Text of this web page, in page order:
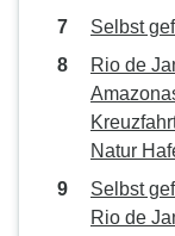
Selbst
Rio de
Natur
Selbst
Rio de